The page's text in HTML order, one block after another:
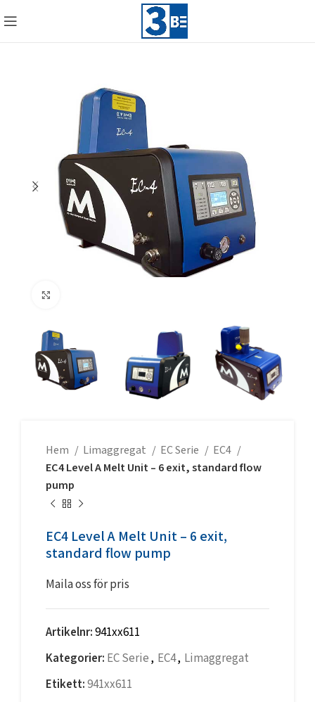
Hem Limaggregat EC Serie
EC4
EC4 Level A Melt Unit – 6 exit, standard flow
pump
EC4 Level A Melt Unit – 6 exit,
standard flow pump
Maila oss för pris
Artikelnr:941xx611
Kategorier: EC Serie, EC4, Limaggregat
Etikett:941xx611